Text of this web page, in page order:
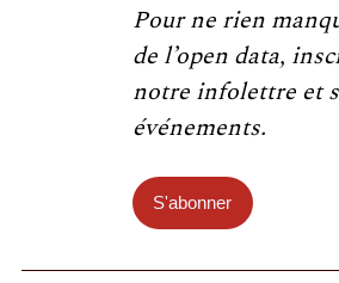
Pour ne rien
de l’open data,
notre infolettre et
événements.
S'abonner